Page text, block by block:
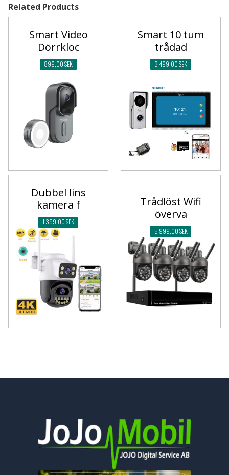
Related Products
Smart Video
Dörrkloc
899,00 SEK
Smart 10 tum
trådad
3 499,00 SEK
Dubbel lins
kamera f
1 399,00 SEK
Trådlöst Wifi
överva
5 999,00 SEK